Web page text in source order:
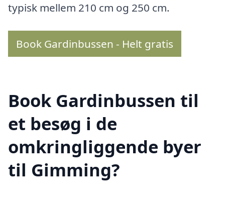
typisk mellem 210 cm og 250 cm.
Book Gardinbussen - Helt gratis
Book Gardinbussen til
et besøg i de
omkringliggende byer
til Gimming?